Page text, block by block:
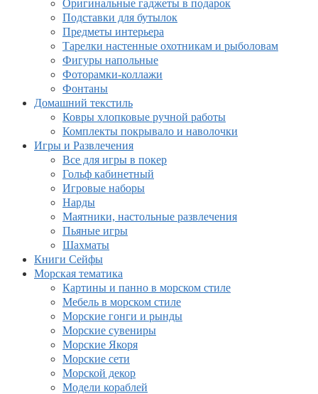
Оригинальные гаджеты в подарок
Подставки для бутылок
Предметы интерьера
Тарелки настенные охотникам и рыболовам
Фигуры напольные
Фоторамки-коллажи
Фонтаны
Домашний текстиль
Ковры хлопковые ручной работы
Комплекты покрывало и наволочки
Игры и Развлечения
Все для игры в покер
Гольф кабинетный
Игровые наборы
Нарды
Маятники, настольные развлечения
Пьяные игры
Шахматы
Книги Сейфы
Морская тематика
Картины и панно в морском стиле
Мебель в морском стиле
Морские гонги и рынды
Морские сувениры
Морские Якоря
Морские сети
Морской декор
Модели кораблей